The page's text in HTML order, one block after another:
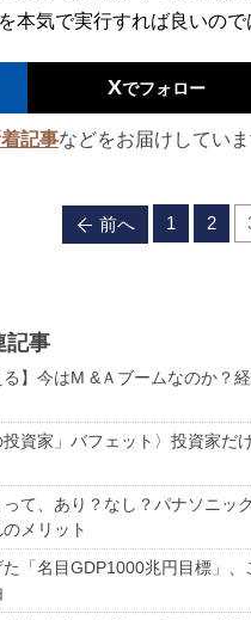
本気で実行すれば良いので
Xでフォロー
記事などをお届けしていま
前へ 1 2
記事
】今はM &Ａブームなのか？
資家」バフェット〉投資家だ
て、あり？なし？パナソニッ
メリット
「名目GDP1000兆円目標」